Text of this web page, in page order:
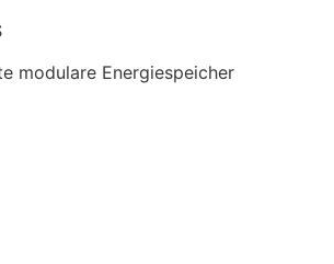
modulare Energiespeicher